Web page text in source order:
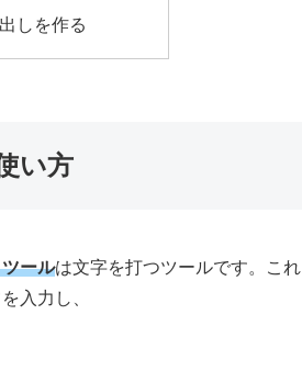
しを作る
い方
ールは文字を打つツールです。これ
入力し、